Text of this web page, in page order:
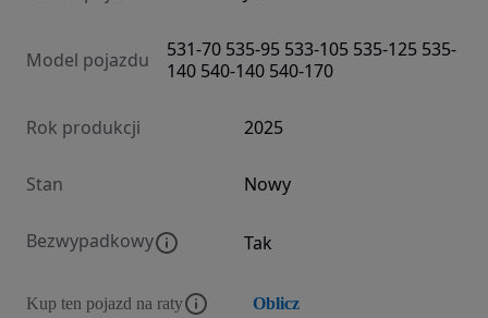
Model pojazdu
531-70 535-95 533-105 535-125 535-
140 540-140 540-170
Rok produkcji 2025
Stan Nowy
Bezwypadkowy Tak
Kup ten pojazd na raty Oblicz